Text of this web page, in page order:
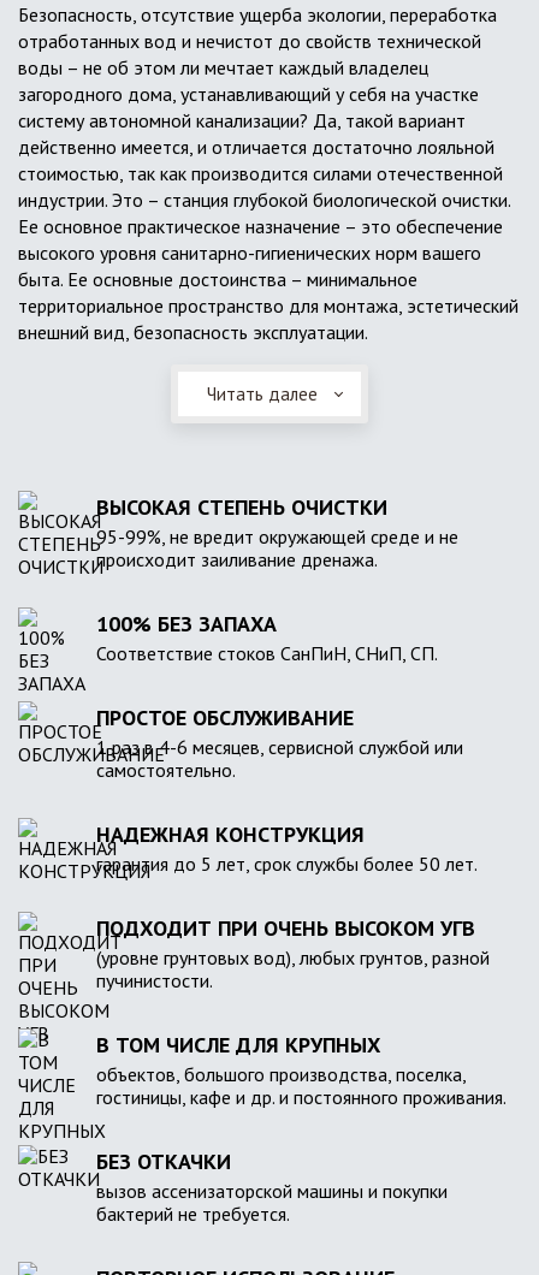
Безопасность, отсутствие ущерба экологии, переработка
отработанных вод и нечистот до свойств технической
воды – не об этом ли мечтает каждый владелец
загородного дома, устанавливающий у себя на участке
систему автономной канализации? Да, такой вариант
действенно имеется, и отличается достаточно лояльной
стоимостью, так как производится силами отечественной
индустрии. Это – станция глубокой биологической очистки.
Ее основное практическое назначение – это обеспечение
высокого уровня санитарно-гигиенических норм вашего
быта. Ее основные достоинства – минимальное
территориальное пространство для монтажа, эстетический
внешний вид, безопасность эксплуатации.
Читать далее
ВЫСОКАЯ СТЕПЕНЬ ОЧИСТКИ
95-99%, не вредит окружающей среде и не
происходит заиливание дренажа.
100% БЕЗ ЗАПАХА
Соответствие стоков СанПиН, СНиП, СП.
ПРОСТОЕ ОБСЛУЖИВАНИЕ
1 раз в 4-6 месяцев, сервисной службой или
самостоятельно.
НАДЕЖНАЯ КОНСТРУКЦИЯ
гарантия до 5 лет, срок службы более 50 лет.
ПОДХОДИТ ПРИ ОЧЕНЬ ВЫСОКОМ УГВ
(уровне грунтовых вод), любых грунтов, разной
пучинистости.
В ТОМ ЧИСЛЕ ДЛЯ КРУПНЫХ
объектов, большого производства, поселка,
гостиницы, кафе и др. и постоянного проживания.
БЕЗ ОТКАЧКИ
вызов ассенизаторской машины и покупки
бактерий не требуется.